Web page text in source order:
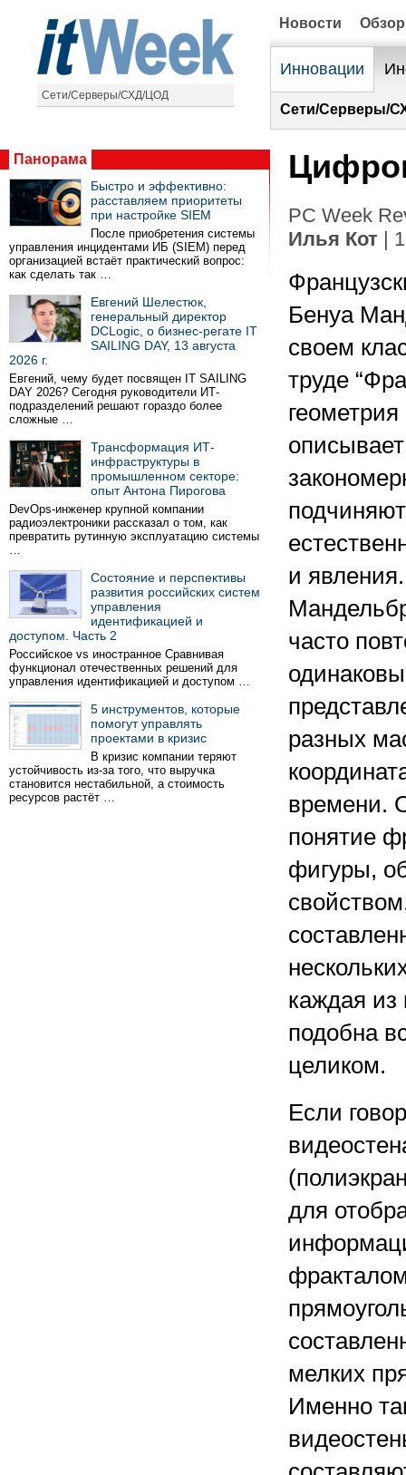
Сети/Серверы/СХД/ЦОД
Новости
Инновации
Сети/Серверы/
Панорама
Быстро и эффективно:
расставляем приоритеты
при настройке SIEM
После приобретения системы
управления инцидентами ИБ (SIEM) перед
организацией встаёт практический вопрос:
как сделать так …
Евгений Шелестюк,
генеральный директор
DCLogic, о бизнес-регате IT
SAILING DAY, 13 августа
2026 г.
Евгений, чему будет посвящен IT SAILING
DAY 2026? Сегодня руководители ИТ-
подразделений решают гораздо более
сложные …
Трансформация ИТ-
инфраструктуры в
промышленном секторе:
опыт Антона Пирогова
DevOps-инженер крупной компании
радиоэлектроники рассказал о том, как
превратить рутинную эксплуатацию системы
…
Состояние и перспективы
развития российских систем
управления
идентификацией и
доступом. Часть 2
Российское vs иностранное Сравнивая
функционал отечественных решений для
управления идентификацией и доступом …
5 инструментов, которые
помогут управлять
проектами в кризис
В кризис компании теряют
устойчивость из-за того, что выручка
становится нестабильной, а стоимость
ресурсов растёт …
PC Week
Илья Кот |
Бенуа
своем
труде
и
часто
разных
времени.
понятие
фигуры,
каждая из
подобна
целиком.
Если
для
мелких
Именно